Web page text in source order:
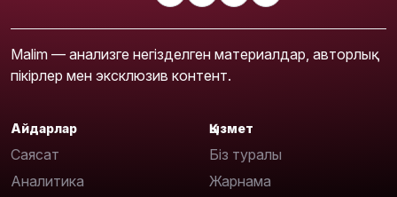
Malim — анализге негізделген материалдар, авторлық
пікірлер мен эксклюзив контент.
Айдарлар
Саясат
Аналитика
Қызмет
Біз туралы
Жарнама